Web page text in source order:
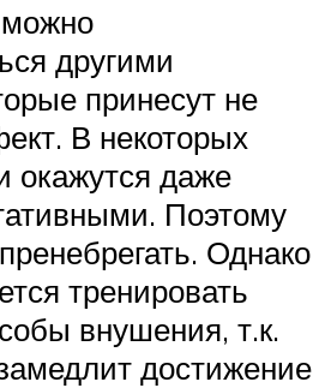
другими
принесут не
В некоторых
окажутся даже
Поэтому
Однако
тренировать
внушения, т.к.
достижение